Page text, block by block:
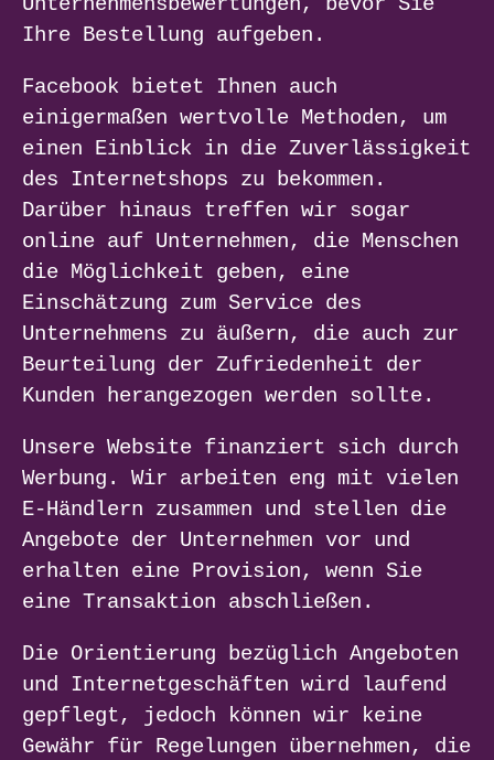
Ihre Bestellung aufgeben.
Facebook bietet Ihnen auch
einigermaßen wertvolle Methoden, um
einen Einblick in die Zuverlässigkeit
des Internetshops zu bekommen.
Darüber hinaus treffen wir sogar
online auf Unternehmen, die Menschen
die Möglichkeit geben, eine
Einschätzung zum Service des
Unternehmens zu äußern, die auch zur
Beurteilung der Zufriedenheit der
Kunden herangezogen werden sollte.
Unsere Website finanziert sich durch
Werbung. Wir arbeiten eng mit vielen
E-Händlern zusammen und stellen die
Angebote der Unternehmen vor und
erhalten eine Provision, wenn Sie
eine Transaktion abschließen.
Die Orientierung bezüglich Angeboten
und Internetgeschäften wird laufend
gepflegt, jedoch können wir keine
Gewähr für Regelungen übernehmen, die